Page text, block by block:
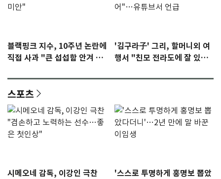
블랙핑크 지수, 10주년 논란에
직접 사과 "큰 섭섭함 안겨 미
'김구라子' 그리, 할머니외 여
행서 "친모 전라도에 잘 있
스포츠
시메오네 감독, 이강인 극찬
'스스로 투명하게 홍명보 뽑았